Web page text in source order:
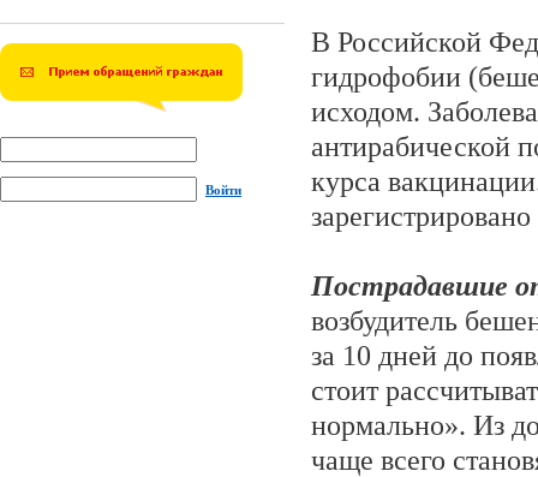
Войти
В Российской
гидрофобии
исходом.
антирабической
курса
Пострадавшие
возбудитель
за 10 дней до
стоит
нормально». Из
чаще всего